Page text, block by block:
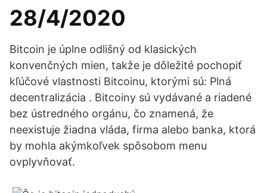
28/4/2020
Bitcoin je úplne odlišný od klasických
konvenčných mien, takže je dôležité pochopiť
kľúčové vlastnosti Bitcoinu, ktorými sú: Plná
decentralizácia . Bitcoiny sú vydávané a riadené
bez ústredného orgánu, čo znamená, že
neexistuje žiadna vláda, firma alebo banka, ktorá
by mohla akýmkoľvek spôsobom menu
ovplyvňovať.